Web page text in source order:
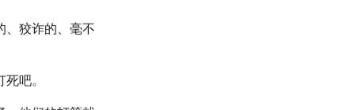
、狡诈的、毫不
吧。